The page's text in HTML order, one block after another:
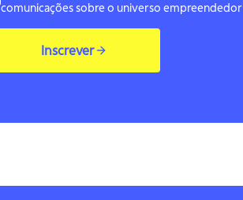
comunicações sobre o universo empreendedor
Inscrever